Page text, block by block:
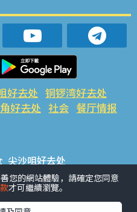
好去处 铜锣湾好去处
好去处 社会 餐厅情报
尖沙咀好去处
好去处 旺角好去处 社会
您的網站體驗，請確定您同意
才可繼續瀏覽。